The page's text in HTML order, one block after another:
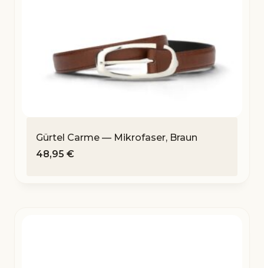
Gürtel Carme — Mikrofaser, Braun
48,95 €